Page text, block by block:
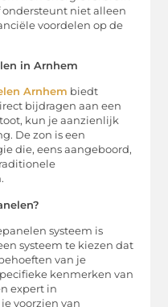
niet alleen
voordelen op de
in Arnhem
Arnhem biedt
bijdragen aan een
kun je aanzienlijk
De zon is een
die, eens aangeboord,
systeem is
systeem te kiezen dat
van je
kenmerken van
expert in
voorzien van